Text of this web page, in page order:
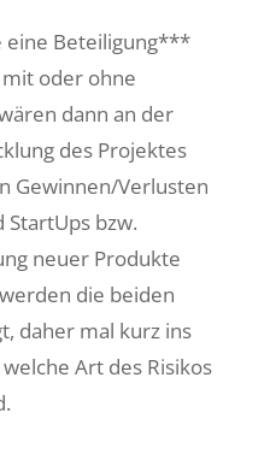
Beteiligung***
oder ohne
dann an der
des Projektes
Gewinnen/Verlusten
bzw.
neuer Produkte
die beiden
daher mal kurz ins
Art des Risikos